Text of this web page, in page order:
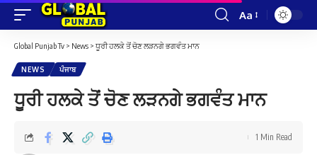
Font
Aa
Global Punjab Tv > News > ਧੂਰੀ ਹਲਕੇ ਤੋਂ ਚੋਣ ਲੜਨਗੇ ਭਗਵੰਤ ਮਾਨ
NEWS ਪੰਜਾਬ
ਧੂਰੀ ਹਲਕੇ ਤੋਂ ਚੋਣ ਲੜਨਗੇ ਭਗਵੰਤ ਮਾਨ
1 Min Read